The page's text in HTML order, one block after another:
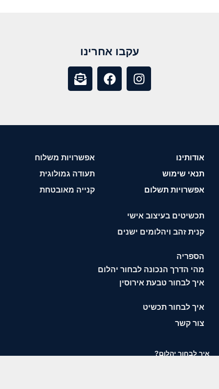
עקבו אחרינו
אודותינו
תנאי שימוש
אפשרויות תשלום
אפשרויות משלוח
תעודה גמולוגית
קנייה מאובטחת
תכשיטים בעיצוב אישי
קנית זהב ויהלומים ישנים
הספריה
מהי הדרך הנכונה לבחור יהלום
איך לבחור טבעת אירוסין
איך לבחור תכשיט
צור קשר
איך לבחור יהלום?